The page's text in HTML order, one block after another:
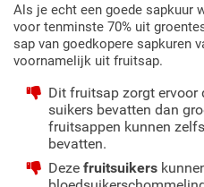
Als je echt een goede sapkuur
voor tenminste 70% uit
sap van goedkopere sapkuren
voornamelijk uit fruitsap.
Dit fruitsap zorgt ervoor
suikers bevatten dan
fruitsappen kunnen
bevatten.
Deze fruitsuikers